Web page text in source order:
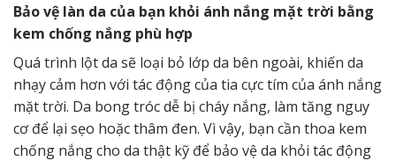
Bảo vệ làn da của bạn khỏi ánh nắng mặt trời bằng
kem chống nắng phù hợp
Quá trình lột da sẽ loại bỏ lớp da bên ngoài, khiến da
nhạy cảm hơn với tác động của tia cực tím của ánh nắng
mặt trời. Da bong tróc dễ bị cháy nắng, làm tăng nguy
cơ để lại sẹo hoặc thâm đen. Vì vậy, bạn cần thoa kem
chống nắng cho da thật kỹ để bảo vệ da khỏi tác động